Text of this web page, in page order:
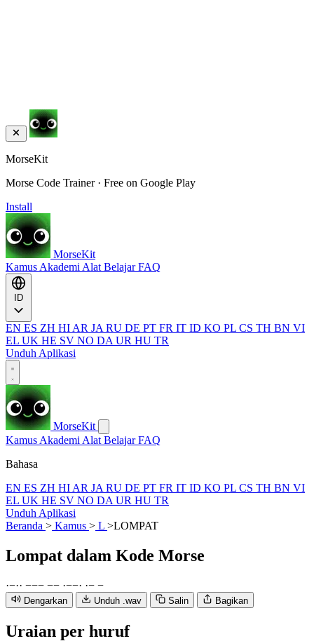
MorseKit
Morse Code Trainer · Free on Google Play
Install
MorseKit
Kamus Akademi Alat BelajarFAQ
EN ES ZH HI AR JA RU DE PT FR IT ID KO PL CS TH BN VI
EL UK HE SV NO DA UR HU TR
Unduh Aplikasi
MorseKit
Kamus Akademi Alat BelajarFAQ
Bahasa
EN ES ZH HI AR JA RU DE PT FR IT ID KO PL CS TH BN VI
EL UK HE SV NO DA UR HU TR
Unduh Aplikasi
Beranda > Kamus > L >LOMPAT
Lompat dalam Kode Morse
·−·· −−− −− ·−−· ·− −
Dengarkan Unduh .wav Salin Bagikan
Uraian per huruf